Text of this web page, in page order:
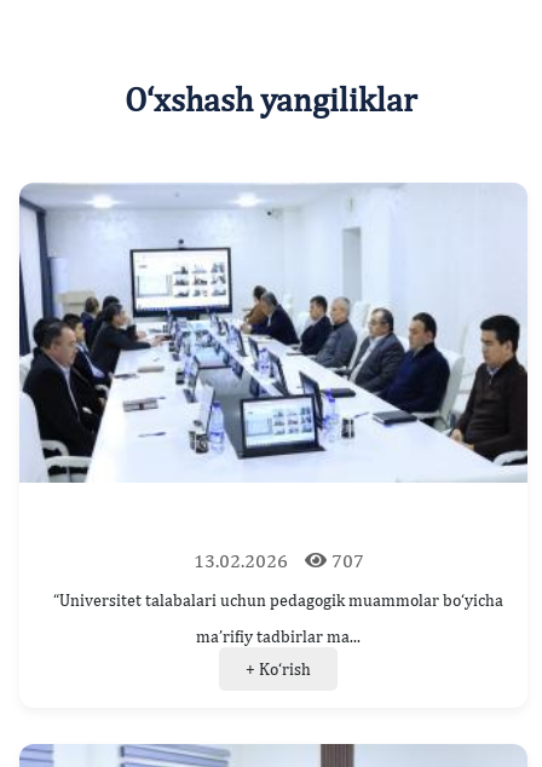
O‘xshash yangiliklar
13.02.2026 707
“Universitet talabalari uchun pedagogik muammolar bo‘yicha
ma’rifiy tadbirlar ma...
+ Ko‘rish